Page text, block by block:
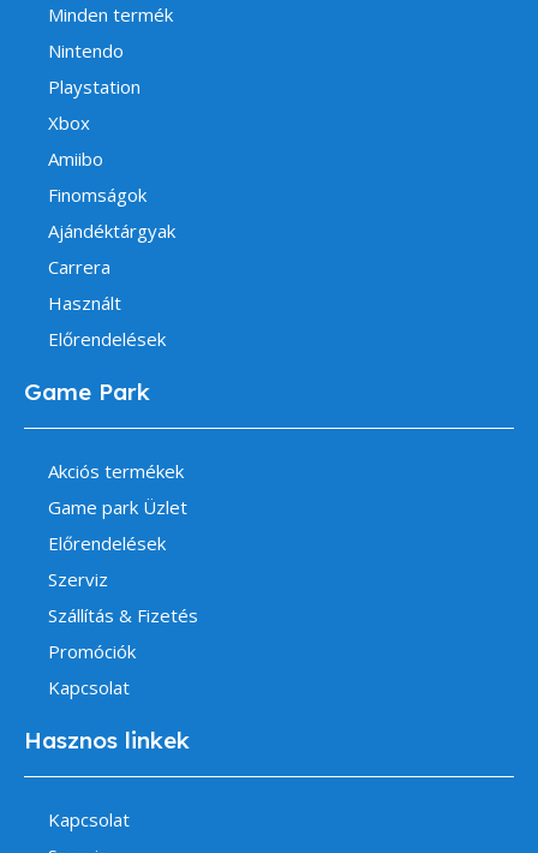
Minden termék
Nintendo
Playstation
Xbox
Amiibo
Finomságok
Ajándéktárgyak
Carrera
Használt
Előrendelések
Game Park
Akciós termékek
Game park Üzlet
Előrendelések
Szerviz
Szállítás & Fizetés
Promóciók
Kapcsolat
Hasznos linkek
Kapcsolat